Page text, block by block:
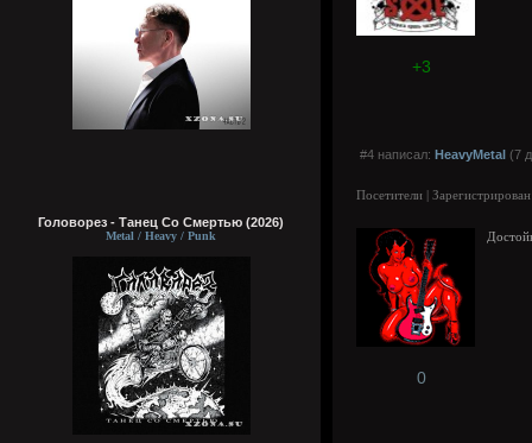
Головорез - Tанец Со Смертью (2026)
Metal / Heavy / Punk
+3
#4 написал: HeavyMetal (7
Посетители |
0